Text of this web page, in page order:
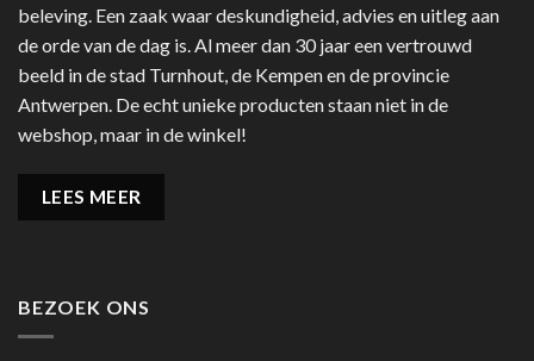
beleving. Een zaak waar deskundigheid, advies en uitleg aan
de orde van de dag is. Al meer dan 30 jaar een vertrouwd
beeld in de stad Turnhout, de Kempen en de provincie
Antwerpen. De echt unieke producten staan niet in de
webshop, maar in de winkel!
LEES MEER
BEZOEK ONS